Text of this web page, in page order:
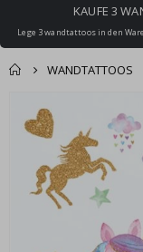
KAUFE 3
Lege 3 wandtattoos in den
WANDTATTOOS
Produkt zum
Warenkorb
erreicht!
Ende
Bildgalerie
springen